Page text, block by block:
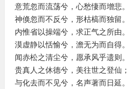
意荒忽而流荡兮，心愁悽而增悲。
神倏忽而不反兮，形枯槁而独留。
内惟省以操端兮，求正气之所由。
漠虚静以恬愉兮，澹无为而自得。
闻赤松之清尘兮，愿承风乎遗则。
贵真人之休德兮，美往世之登仙；
与化去而不见兮，名声著而日延。